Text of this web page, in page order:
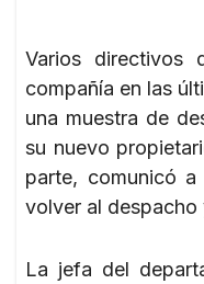
Varios directivos
compañía en las
una muestra de
su nuevo
parte, comunicó
volver al
La jefa del